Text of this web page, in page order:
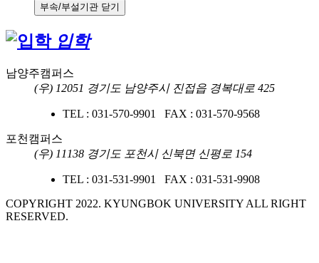
부속/부설기관 닫기
입학
남양주캠퍼스
(우) 12051 경기도 남양주시 진접읍 경복대로 425
TEL : 031-570-9901 FAX : 031-570-9568
포천캠퍼스
(우) 11138 경기도 포천시 신북면 신평로 154
TEL : 031-531-9901 FAX : 031-531-9908
COPYRIGHT 2022. KYUNGBOK UNIVERSITY ALL RIGHT
RESERVED.